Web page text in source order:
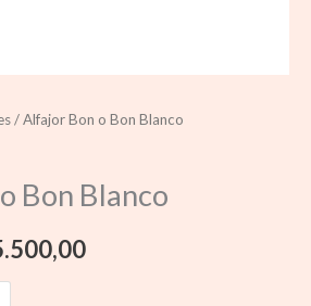
/ Alfajor Bon o Bon Blanco
Bon Blanco